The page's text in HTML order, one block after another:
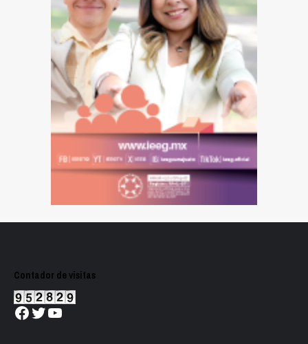
Contador de visitas
Facebook
Twitter
YouTube